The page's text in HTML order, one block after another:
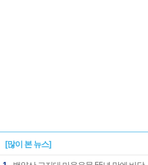
[많이 본 뉴스]